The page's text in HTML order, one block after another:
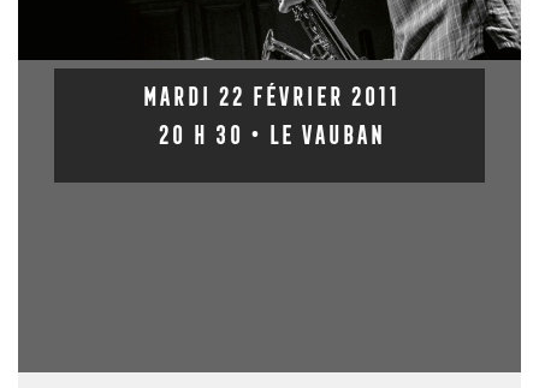
MARDI 22 FÉVRIER 2011
20 H 30 • LE VAUBAN